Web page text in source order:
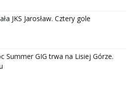
JKS Jarosław. Cztery gole
Summer GIG trwa na Lisiej Górze.